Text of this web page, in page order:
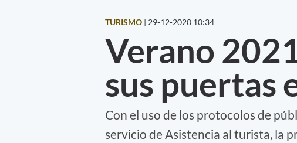
TURISMO | 29-12-2020 10:34
Verano
sus puertas
Con el uso de los protocolos de
servicio de Asistencia al turista, la